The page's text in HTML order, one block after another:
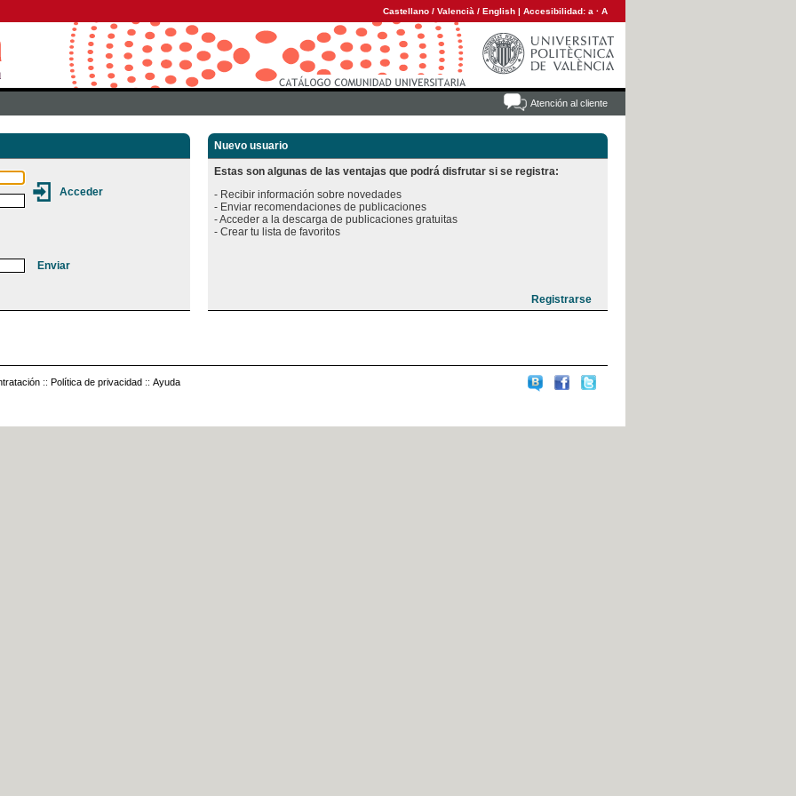
Castellano / Valencià / English | Accesibilidad: a · A
Atención al cliente
Nuevo usuario
Estas son algunas de las ventajas que podrá disfrutar si se registra:
- Recibir información sobre novedades
- Enviar recomendaciones de publicaciones
- Acceder a la descarga de publicaciones gratuitas
:: Política de privacidad :: Ayuda